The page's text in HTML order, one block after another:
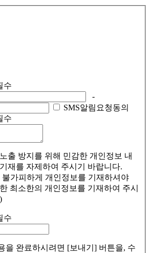
-
SMS알림요청동의
출 방지를 위해 민감한 개인정보 내
재를 자제하여 주시기 바랍니다.
가피하게 개인정보를 기재하셔야
최소한의 개인정보를 기재하여 주시
을 완료하시려면 [보내기] 버튼을, 수